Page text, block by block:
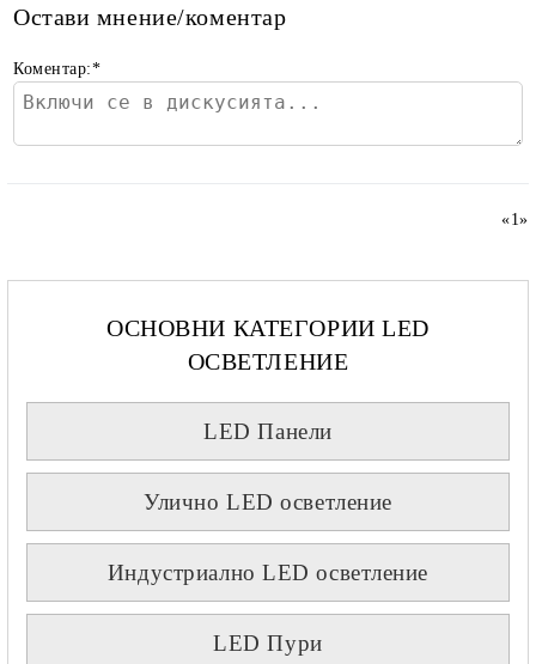
Остави мнение/коментар
Коментар:*
«1»
ОСНОВНИ КАТЕГОРИИ LED
ОСВЕТЛЕНИЕ
LED Панели
Улично LED осветление
Индустриално LED осветление
LED Пури